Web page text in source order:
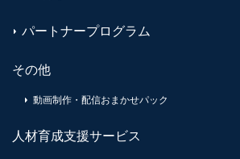
パートナープログラム
その他
動画制作・配信おまかせパック
人材育成支援サービス